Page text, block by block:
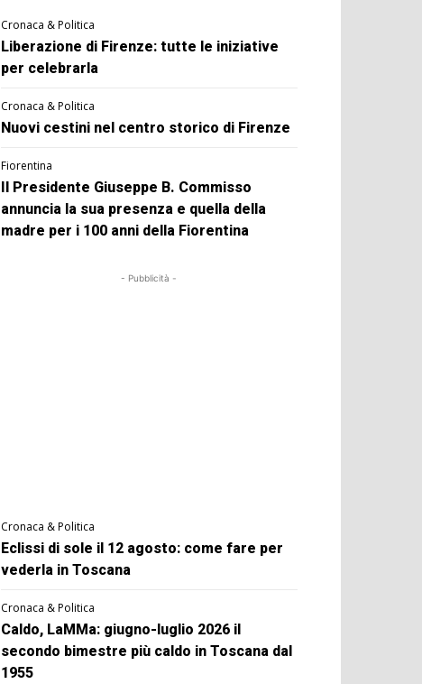
Cronaca & Politica
Liberazione di Firenze: tutte le iniziative
per celebrarla
Cronaca & Politica
Nuovi cestini nel centro storico di Firenze
Fiorentina
Il Presidente Giuseppe B. Commisso
annuncia la sua presenza e quella della
madre per i 100 anni della Fiorentina
- Pubblicità -
Cronaca & Politica
Eclissi di sole il 12 agosto: come fare per
vederla in Toscana
Cronaca & Politica
Caldo, LaMMa: giugno-luglio 2026 il
secondo bimestre più caldo in Toscana dal
1955